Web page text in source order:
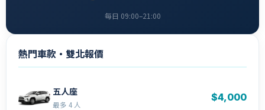
每日 09:00–21:00
熱門車款・雙北報價
五人座
最多 4 人
$4,000